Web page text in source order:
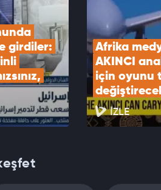
girdiler:
Afrika
AKINCI
için oyunu
İZLE